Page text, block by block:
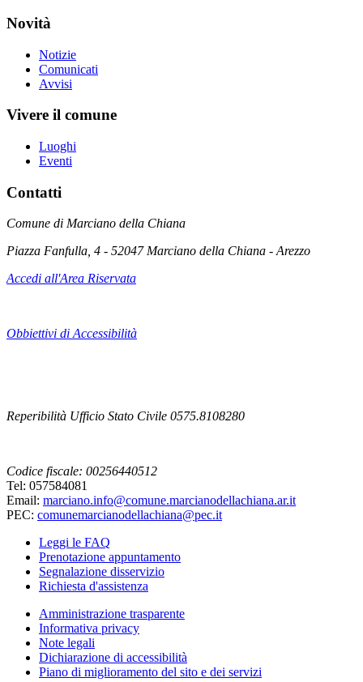
Novità
Notizie
Comunicati
Avvisi
Vivere il comune
Luoghi
Eventi
Contatti
Comune di Marciano della Chiana
Piazza Fanfulla, 4 - 52047 Marciano della Chiana - Arezzo
Accedi all'Area Riservata
Obbiettivi di Accessibilità
Reperibilità Ufficio Stato Civile 0575.8108280
Codice fiscale: 00256440512
Tel: 057584081
Email: marciano.info@comune.marcianodellachiana.ar.it
PEC: comunemarcianodellachiana@pec.it
Leggi le FAQ
Prenotazione appuntamento
Segnalazione disservizio
Richiesta d'assistenza
Amministrazione trasparente
Informativa privacy
Note legali
Dichiarazione di accessibilità
Piano di miglioramento del sito e dei servizi